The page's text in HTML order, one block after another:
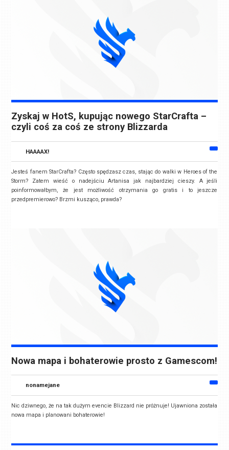
Zyskaj w HotS, kupując nowego StarCrafta –
czyli coś za coś ze strony Blizzarda
HAAAAX!
Jesteś fanem StarCrafta? Często spędzasz czas, stając do walki w Heroes of the
Storm? Zatem wieść o nadejściu Artanisa jak najbardziej cieszy. A jeśli
poinformowałbym, że jest możliwość otrzymania go gratis i to jeszcze
przedpremierowo? Brzmi kusząco, prawda?
Nowa mapa i bohaterowie prosto z Gamescom!
nonamejane
Nic dziwnego, że na tak dużym evencie Blizzard nie próżnuje! Ujawniona została
nowa mapa i planowani bohaterowie!